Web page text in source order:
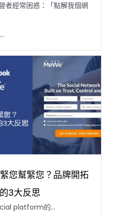
者經常困惑：「點解我個網
您幫緊您？品牌開拓
3大反思
platform的...